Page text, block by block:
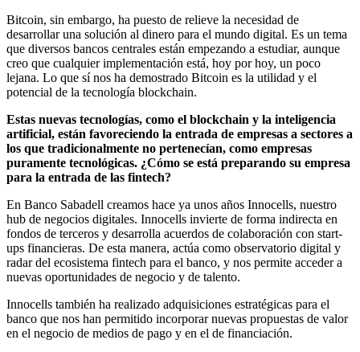
Bitcoin, sin embargo, ha puesto de relieve la necesidad de
desarrollar una solución al dinero para el mundo digital. Es un tema
que diversos bancos centrales están empezando a estudiar, aunque
creo que cualquier implementación está, hoy por hoy, un poco
lejana. Lo que sí nos ha demostrado Bitcoin es la utilidad y el
potencial de la tecnología blockchain.
Estas nuevas tecnologías, como el blockchain y la inteligencia
artificial, están favoreciendo la entrada de empresas a sectores a
los que tradicionalmente no pertenecían, como empresas
puramente tecnológicas. ¿Cómo se está preparando su empresa
para la entrada de las fintech?
En Banco Sabadell creamos hace ya unos años Innocells, nuestro
hub de negocios digitales. Innocells invierte de forma indirecta en
fondos de terceros y desarrolla acuerdos de colaboración con start-
ups financieras. De esta manera, actúa como observatorio digital y
radar del ecosistema fintech para el banco, y nos permite acceder a
nuevas oportunidades de negocio y de talento.
Innocells también ha realizado adquisiciones estratégicas para el
banco que nos han permitido incorporar nuevas propuestas de valor
en el negocio de medios de pago y en el de financiación.